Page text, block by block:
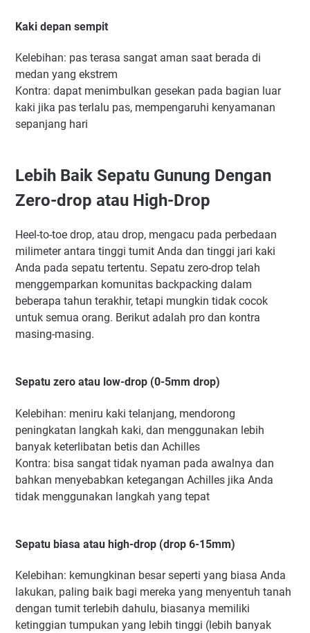
Kaki depan sempit
Kelebihan: pas terasa sangat aman saat berada di
medan yang ekstrem
Kontra: dapat menimbulkan gesekan pada bagian luar
kaki jika pas terlalu pas, mempengaruhi kenyamanan
sepanjang hari
Lebih Baik Sepatu Gunung Dengan
Zero-drop atau High-Drop
Heel-to-toe drop, atau drop, mengacu pada perbedaan
milimeter antara tinggi tumit Anda dan tinggi jari kaki
Anda pada sepatu tertentu. Sepatu zero-drop telah
menggemparkan komunitas backpacking dalam
beberapa tahun terakhir, tetapi mungkin tidak cocok
untuk semua orang. Berikut adalah pro dan kontra
masing-masing.
Sepatu zero atau low-drop (0-5mm drop)
Kelebihan: meniru kaki telanjang, mendorong
peningkatan langkah kaki, dan menggunakan lebih
banyak keterlibatan betis dan Achilles
Kontra: bisa sangat tidak nyaman pada awalnya dan
bahkan menyebabkan ketegangan Achilles jika Anda
tidak menggunakan langkah yang tepat
Sepatu biasa atau high-drop (drop 6-15mm)
Kelebihan: kemungkinan besar seperti yang biasa Anda
lakukan, paling baik bagi mereka yang menyentuh tanah
dengan tumit terlebih dahulu, biasanya memiliki
ketinggian tumpukan yang lebih tinggi (lebih banyak